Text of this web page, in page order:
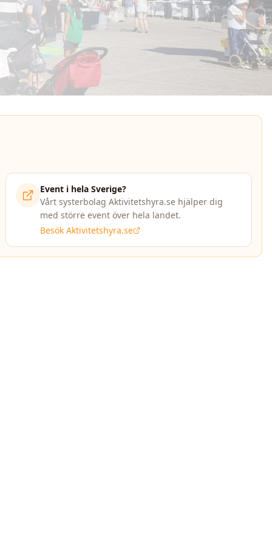
Event i hela Sverige?
Vårt systerbolag Aktivitetshyra.se hjälper dig
med större event över hela landet.
Besök Aktivitetshyra.se